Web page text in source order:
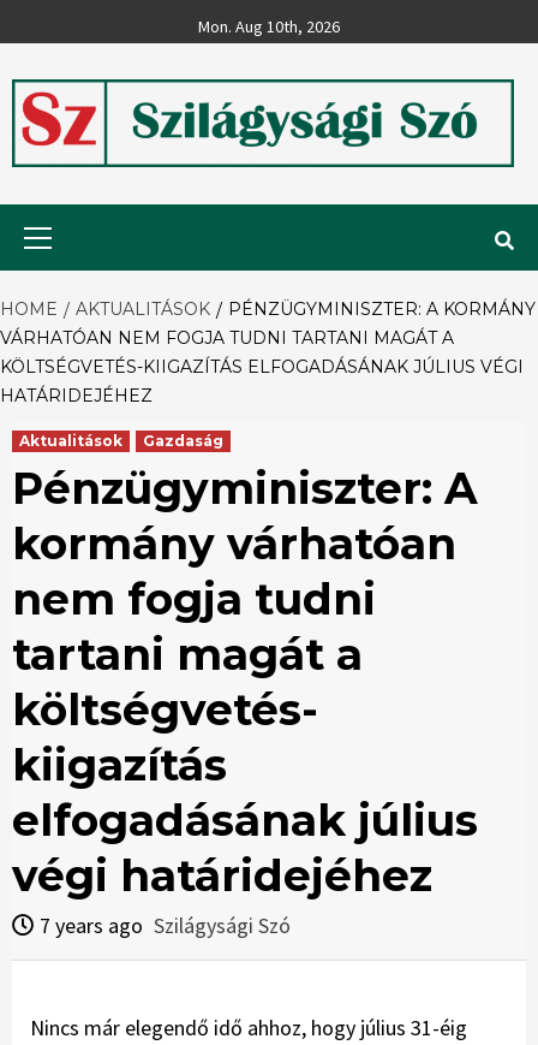
to
Mon. Aug 10th, 2026
Szilágysági
Szó
HOME AKTUALITÁSOK
PÉNZÜGYMINISZTER: A KORMÁNY
VÁRHATÓAN NEM FOGJA TUDNI TARTANI MAGÁT A
KÖLTSÉGVETÉS-KIIGAZÍTÁS ELFOGADÁSÁNAK JÚLIUS VÉGI
HATÁRIDEJÉHEZ
Aktualitások Gazdaság
Pénzügyminiszter: A
kormány várhatóan
nem fogja tudni
tartani magát a
költségvetés-
kiigazítás
elfogadásának július
végi határidejéhez
7 years ago Szilágysági Szó
Nincs már elegendő idő ahhoz, hogy július 31-éig